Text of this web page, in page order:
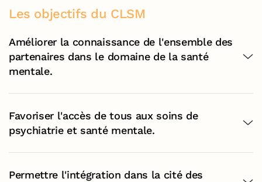
Les objectifs du CLSM
Améliorer la connaissance de l'ensemble des
partenaires dans le domaine de la santé
mentale.
Favoriser l'accès de tous aux soins de
psychiatrie et santé mentale.
Permettre l'intégration dans la cité des